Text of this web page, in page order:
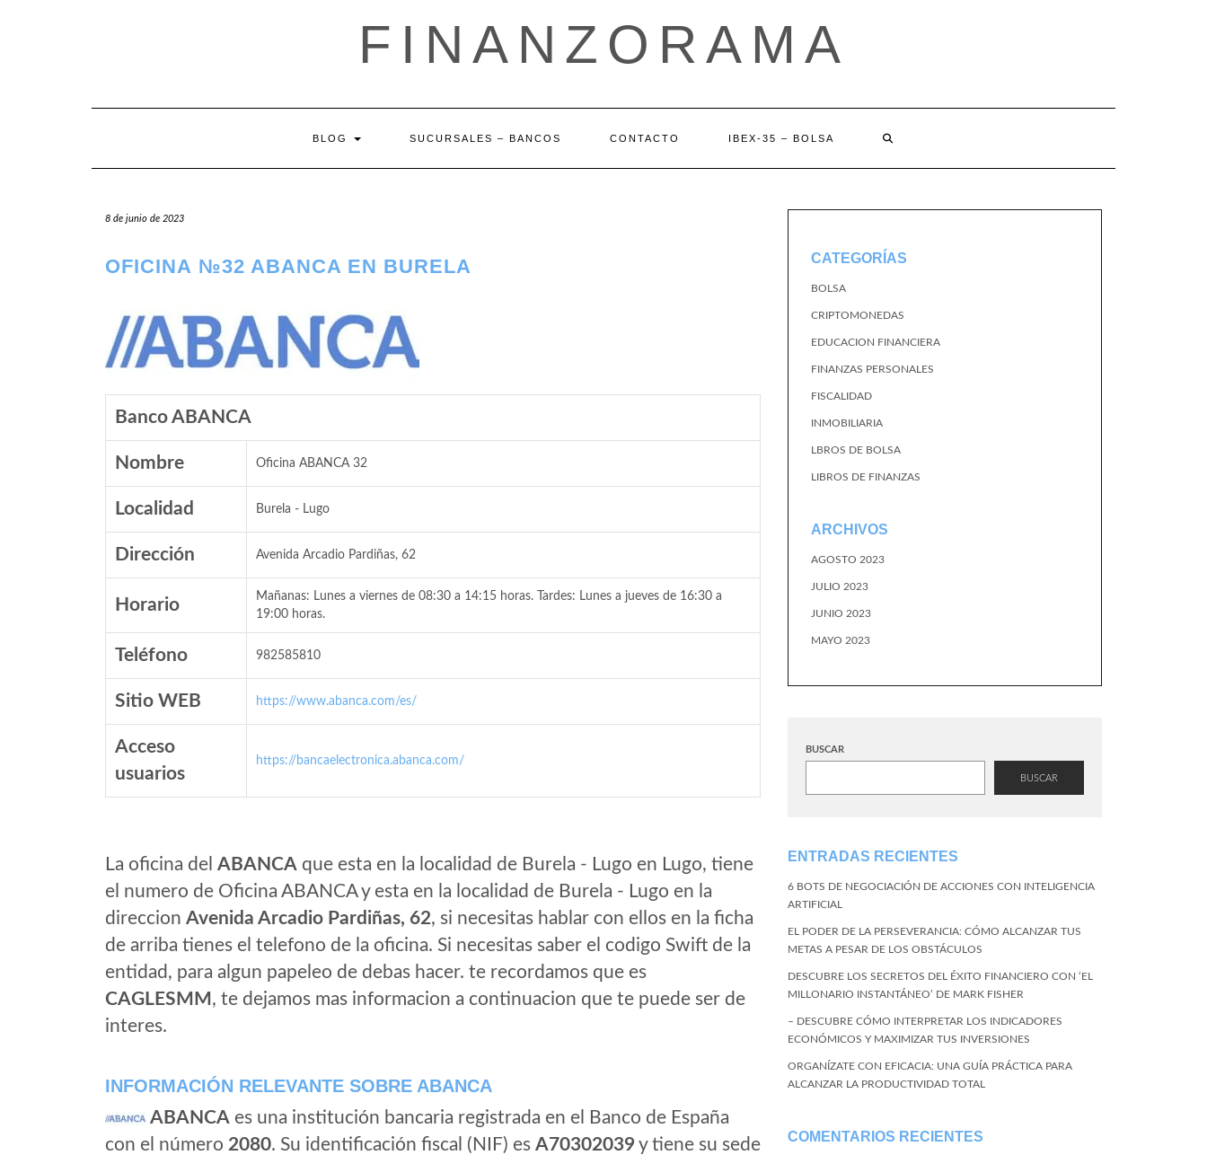
FINANZORAMA
BLOG SUCURSALES – BANCOS CONTACTO IBEX-35 – BOLSA
8 de junio de 2023
OFICINA №32 ABANCA EN BURELA
Banco ABANCA
Nombre Oficina ABANCA 32
Localidad Burela - Lugo
Dirección Avenida Arcadio Pardiñas, 62
Horario
Mañanas: Lunes a viernes de 08:30 a 14:15 horas. Tardes: Lunes a jueves de 16:30 a
19:00 horas.
Teléfono 982585810
Sitio WEB https://www.abanca.com/es/
Acceso
usuarios
https://bancaelectronica.abanca.com/
La oficina del ABANCA que esta en la localidad de Burela - Lugo en Lugo, tiene
el numero de Oficina ABANCA y esta en la localidad de Burela - Lugo en la
direccion Avenida Arcadio Pardiñas, 62, si necesitas hablar con ellos en la ficha
de arriba tienes el telefono de la oficina. Si necesitas saber el codigo Swift de la
entidad, para algun papeleo de debas hacer. te recordamos que es
CAGLESMM , te dejamos mas informacion a continuacion que te puede ser de
interes.
INFORMACIÓN RELEVANTE SOBRE ABANCA
ABANCA es una institución bancaria registrada en el Banco de España
con el número 2080. Su identificación fiscal (NIF) es A70302039 y tiene su sede
CATEGORÍAS
BOLSA
CRIPTOMONEDAS
EDUCACION FINANCIERA
FINANZAS PERSONALES
FISCALIDAD
INMOBILIARIA
LBROS DE BOLSA
LIBROS DE FINANZAS
ARCHIVOS
AGOSTO 2023
JULIO 2023
JUNIO 2023
MAYO 2023
BUSCAR
BUSCAR
ENTRADAS RECIENTES
6 BOTS DE NEGOCIACIÓN DE ACCIONES CON INTELIGENCIA
ARTIFICIAL
EL PODER DE LA PERSEVERANCIA: CÓMO ALCANZAR TUS
METAS A PESAR DE LOS OBSTÁCULOS
DESCUBRE LOS SECRETOS DEL ÉXITO FINANCIERO CON ‘EL
MILLONARIO INSTANTÁNEO’ DE MARK FISHER
– DESCUBRE CÓMO INTERPRETAR LOS INDICADORES
ECONÓMICOS Y MAXIMIZAR TUS INVERSIONES
ORGANÍZATE CON EFICACIA: UNA GUÍA PRÁCTICA PARA
ALCANZAR LA PRODUCTIVIDAD TOTAL
COMENTARIOS RECIENTES